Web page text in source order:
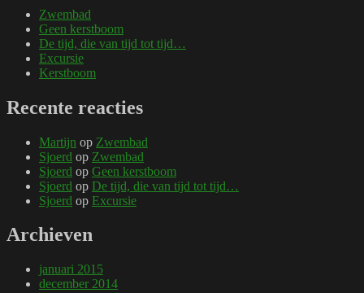
Zwembad
Geen kerstboom
De tijd, die van tijd tot tijd…
Excursie
Kerstboom
Recente reacties
Martijn op Zwembad
Sjoerd op Zwembad
Sjoerd op Geen kerstboom
Sjoerd op De tijd, die van tijd tot tijd…
Sjoerd op Excursie
Archieven
januari 2015
december 2014